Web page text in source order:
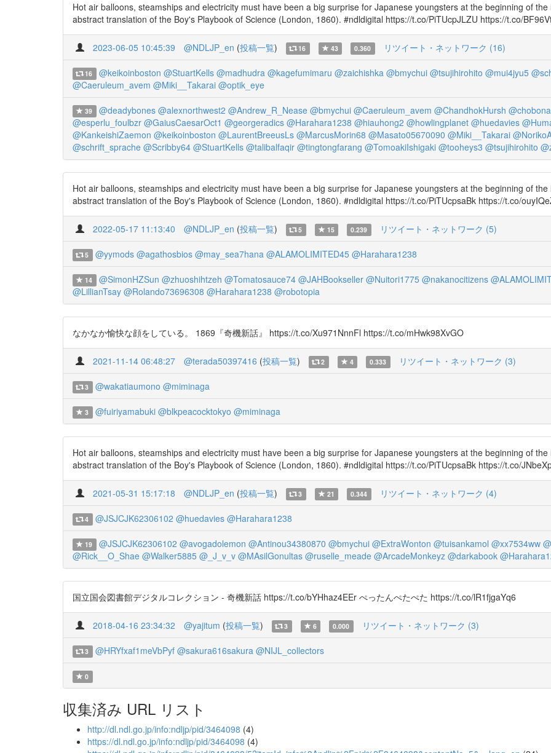
Hot air balloons, steamships and electricity must have been a big surprise for Japanese youngsters at the beginning of
abstract translation of the Boy's Playbook of Science (London, 1860). #ndldigital https://t.co/PiTUcpJLZU https://t.co/
2023-06-05 10:45:39 @NDLJP_en (投稿一覧) 16 43 0.360 リツイート・ネットワーク (16)
16 @keikoinboston @StuartKells @madhudra @kagefumimaru @zaichishka @bmychui @tsujihirohito @mui4jyu5
@Caeruleum_avem @Miki__Takarai @optik_eye
39 @deadybones @alexnorthwest2 @Andrew_R_Nease @bmychui @Caeruleum_avem @ChandhokHursh
@esperlu_foulbzr @GaiusCaesarOct1 @georgeradics @Harahara1238 @hiauhong2 @howlingplanet @huedavies
@KankeishiZaemon @keikoinboston @LaurentBreeusLs @MarcusMorin68 @Masato05670090 @Miki__Takarai
@schrift_sprache @Scribby64 @StuartKells @talibalfaqir @tingtongfarang @TomoakiIshigaki @tooheys3 @tsujihirohito
Hot air balloons, steamships and electricity must have been a big surprise for Japanese youngsters at the beginning of
abstract translation of the Boy's Playbook of Science (London, 1860). #ndldigital https://t.co/PiTUcpsaBk https://t.co/
2022-05-17 11:13:40 @NDLJP_en (投稿一覧) 5 15 0.239 リツイート・ネットワーク (5)
5 @yymods @agathosbios @may_sea7hana @ALAMOLIMITED45 @Harahara1238
14 @SimonHZSun @zhuoshihtzeh @Tomatosauce74 @JAHBookseller @Nuitori1775 @nakanocitizens
@LillianTsay @Rolando73696308 @Harahara1238 @robotopia
なかなか愉快な顔をしている。 1869『奇機新話』 https://t.co/Xu971NnnFl https://t.co/mHwk98XvGO
2021-11-14 06:48:27 @terada50397416 (投稿一覧) 2 4 0.333 リツイート・ネットワーク (3)
3 @wakatiaumono @miminaga
3 @fuiriyamabuki @blkpeacocktokyo @miminaga
Hot air balloons, steamships and electricity must have been a big surprise for Japanese youngsters at the beginning of
abstract translation of the Boy's Playbook of Science (London, 1860). #ndldigital https://t.co/PiTUcpsaBk https://t.co/
2021-05-31 15:17:18 @NDLJP_en (投稿一覧) 3 21 0.344 リツイート・ネットワーク (4)
4 @JSJCJK62306102 @huedavies @Harahara1238
19 @JSJCJK62306102 @avogadolemon @Antinou34380870 @bmychui @ExtraWonton @tuisankamol @xx7534ww
@Rick__O_Shae @Walker5885 @_J_v_v @MAsilGonultas @ruselle_meade @ArcadeMonkeyz @darkabook
国立国会図書館デジタルコレクション - 奇機新話 https://t.co/bYHhaz4EEr ぺったんぺたぺた https://t.co/lR1fjgaYq6
2018-04-16 23:34:32 @yajitum (投稿一覧) 3 6 0.000 リツイート・ネットワーク (3)
3 @HRYfxaf1meVbPyf @sakura616sakura @NIJL_collectors
0
収集済み URL リスト
http://dl.ndl.go.jp/info:ndljp/pid/3464098 (4)
https://dl.ndl.go.jp/info:ndljp/pid/3464098 (4)